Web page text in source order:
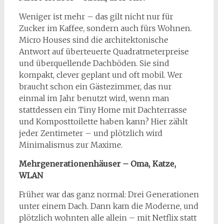
Weniger ist mehr – das gilt nicht nur für
Zucker im Kaffee, sondern auch fürs Wohnen.
Micro Houses sind die architektonische
Antwort auf überteuerte Quadratmeterpreise
und überquellende Dachböden. Sie sind
kompakt, clever geplant und oft mobil. Wer
braucht schon ein Gästezimmer, das nur
einmal im Jahr benutzt wird, wenn man
stattdessen ein Tiny Home mit Dachterrasse
und Komposttoilette haben kann? Hier zählt
jeder Zentimeter – und plötzlich wird
Minimalismus zur Maxime.
Mehrgenerationenhäuser – Oma, Katze,
WLAN
Früher war das ganz normal: Drei Generationen
unter einem Dach. Dann kam die Moderne, und
plötzlich wohnten alle allein – mit Netflix statt